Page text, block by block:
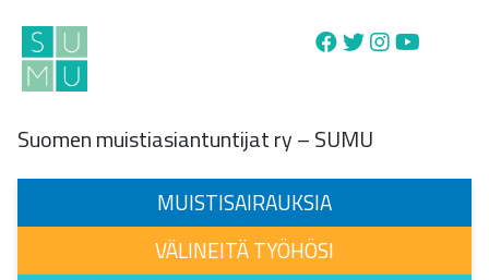
Main Navigation
Suomen muistiasiantuntijat ry – SUMU
MUISTISAIRAUKSIA
VÄLINEITÄ TYÖHÖSI